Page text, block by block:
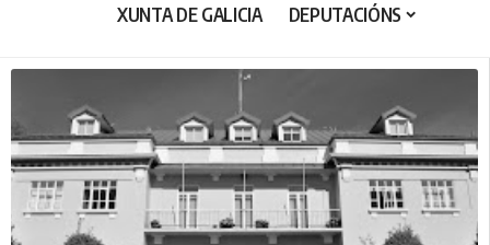
XUNTA DE GALICIA DEPUTACIÓNS